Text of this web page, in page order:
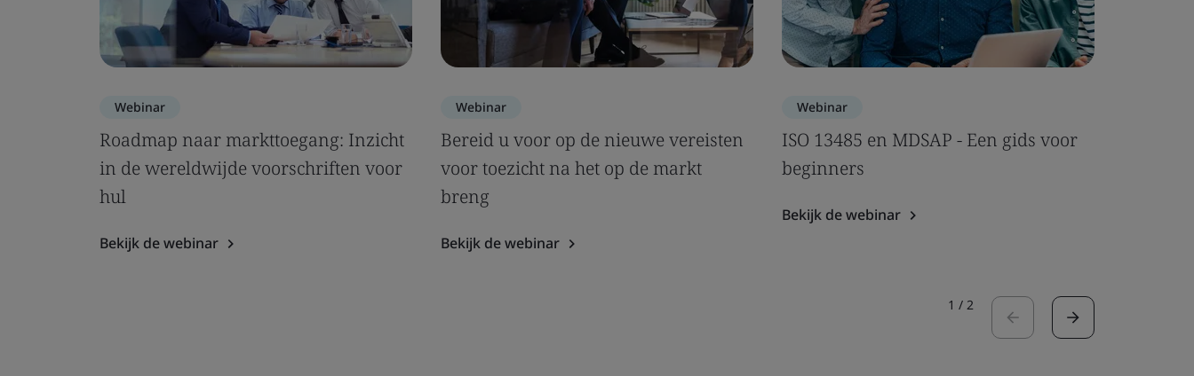
Webinar
Roadmap naar markttoegang: Inzicht
in de wereldwijde voorschriften voor
hul
Bekijk de webinar
Webinar
Bereid u voor op de nieuwe vereisten
voor toezicht na het op de markt
breng
Bekijk de webinar
Webinar
ISO 13485 en MDSAP - Een gids voor
beginners
Bekijk de webinar
1 / 2